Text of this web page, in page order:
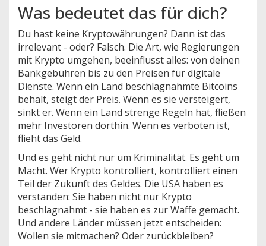
Was bedeutet das für dich?
Du hast keine Kryptowährungen? Dann ist das
irrelevant - oder? Falsch. Die Art, wie Regierungen
mit Krypto umgehen, beeinflusst alles: von deinen
Bankgebühren bis zu den Preisen für digitale
Dienste. Wenn ein Land beschlagnahmte Bitcoins
behält, steigt der Preis. Wenn es sie versteigert,
sinkt er. Wenn ein Land strenge Regeln hat, fließen
mehr Investoren dorthin. Wenn es verboten ist,
flieht das Geld.
Und es geht nicht nur um Kriminalität. Es geht um
Macht. Wer Krypto kontrolliert, kontrolliert einen
Teil der Zukunft des Geldes. Die USA haben es
verstanden: Sie haben nicht nur Krypto
beschlagnahmt - sie haben es zur Waffe gemacht.
Und andere Länder müssen jetzt entscheiden:
Wollen sie mitmachen? Oder zurückbleiben?